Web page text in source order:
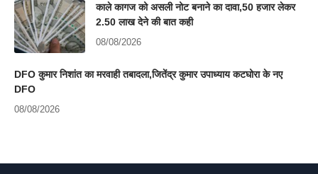
काले कागज को असली नोट बनाने का दावा,50 हजार लेकर
2.50 लाख देने की बात कही
08/08/2026
DFO कुमार निशांत का मरवाही तबादला,जितेंद्र कुमार उपाध्याय कटघोरा के नए
DFO
08/08/2026